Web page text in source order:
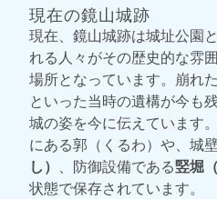
現在の鏡山城跡
現在、鏡山城跡は城址公園
れる人々がその歴史的な雰
場所となっています。崩れ
といった当時の遺構が今も
城の姿を今に伝えています
にある郭（くるわ）や、城
し） 、防御設備である竪堀
状態で保存されています。